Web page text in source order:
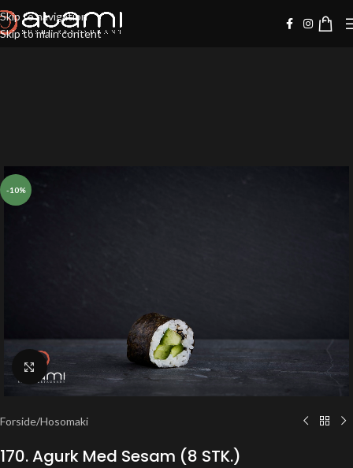
Skip to navigation
Skip to main content
-10%
Klik for at forstørre
Forside/Hosomaki
170. Agurk Med Sesam (8 STK.)